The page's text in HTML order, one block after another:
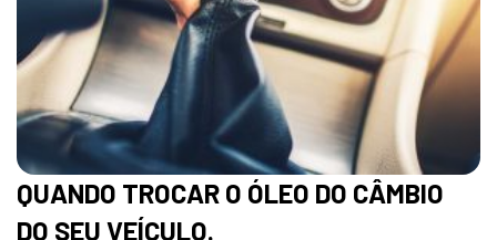
QUANDO TROCAR O ÓLEO DO CÂMBIO
DO SEU VEÍCULO.